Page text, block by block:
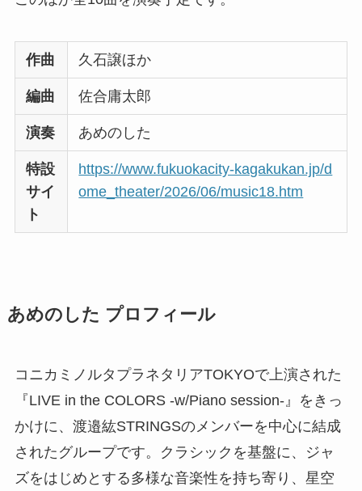
作曲 久石譲ほか
編曲 佐合庸太郎
演奏 あめのした
特設
サイ
ト
https://www.fukuokacity-kagakukan.jp/d
ome_theater/2026/06/music18.htm
あめのした プロフィール
コニカミノルタプラネタリアTOKYOで上演された
『LIVE in the COLORS -w/Piano session-』をきっ
かけに、渡邉紘STRINGSのメンバーを中心に結成
されたグループです。クラシックを基盤に、ジャ
ズをはじめとする多様な音楽性を持ち寄り、星空